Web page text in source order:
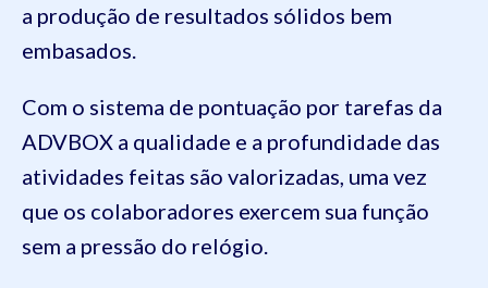
a produção de resultados sólidos bem
embasados.
Com o sistema de pontuação por tarefas da
ADVBOX a qualidade e a profundidade das
atividades feitas são valorizadas, uma vez
que os colaboradores exercem sua função
sem a pressão do relógio.